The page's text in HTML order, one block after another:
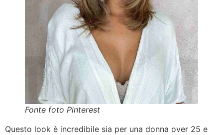
Fonte foto Pinterest
Questo look è incredibile sia per una donna over 25 e